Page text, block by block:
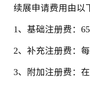
续展申请费用由以下
1、基础注册费：
2、补充注册费：每
3、附加注册费：在